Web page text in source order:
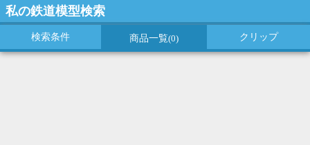
私の鉄道模型検索
検索条件 商品一覧(0) クリップ